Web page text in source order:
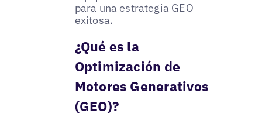
para una estrategia GEO
exitosa.
¿Qué es la
Optimización de
Motores Generativos
(GEO)?